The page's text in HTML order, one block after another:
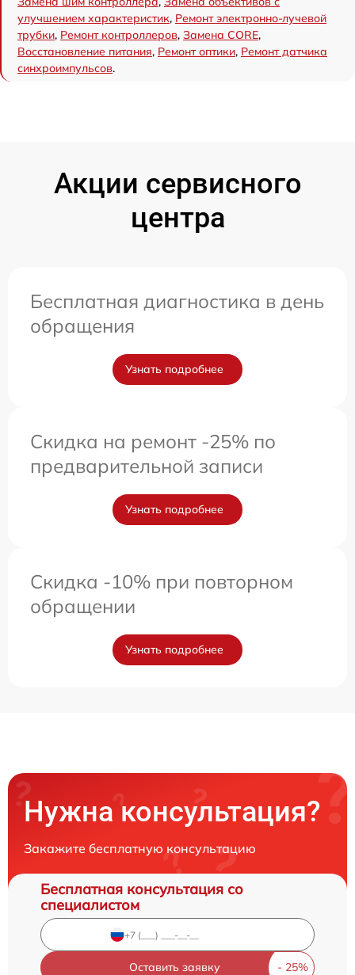
улучшением характеристик, Ремонт электронно-лучевой
трубки, Ремонт контроллеров, Замена CORE,
Восстановление питания, Ремонт оптики, Ремонт датчика
синхроимпульсов.
Акции сервисного
центра
Бесплатная диагностика в день
обращения
Узнать подробнее
Скидка на ремонт -25% по
предварительной записи
Узнать подробнее
Скидка -10% при повторном
обращении
Узнать подробнее
Нужна консультация?
Закажите бесплатную консультацию
Бесплатная консультация со
специалистом
Оставить заявку